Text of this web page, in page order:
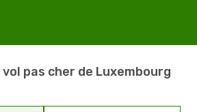
pas cher de Luxembourg